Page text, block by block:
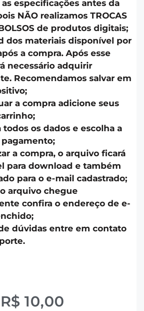
especificações antes da
NÃO realizamos TROCAS
de produtos digitais;
dos materiais disponível por
a compra. Após esse
necessário adquirir
Recomendamos salvar em
a compra adicione seus
todos os dados e escolha a
a compra, o arquivo ficará
para download e também
para o e-mail cadastrado;
arquivo chegue
confira o endereço de e-
dúvidas entre em contato
R$ 10,00